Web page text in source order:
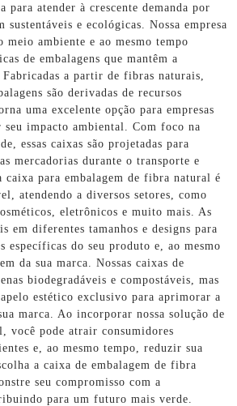
atender à crescente demanda por
sustentáveis ​​e ecológicas. Nossa empresa
meio ambiente e ao mesmo tempo
de embalagens que mantêm a
a partir de fibras naturais,
são derivadas de recursos
uma excelente opção para empresas
seu impacto ambiental. Com foco na
essas caixas são projetadas para
mercadorias durante o transporte e
caixa para embalagem de fibra natural é
atendendo a diversos setores, como
eletrônicos e muito mais. As
em diferentes tamanhos e designs para
específicas do seu produto e, ao mesmo
da sua marca. Nossas caixas de
biodegradáveis ​​e compostáveis, mas
estético exclusivo para aprimorar a
marca. Ao incorporar nossa solução de
você pode atrair consumidores
e, ao mesmo tempo, reduzir sua
a caixa de embalagem de fibra
seu compromisso com a
para um futuro mais verde.